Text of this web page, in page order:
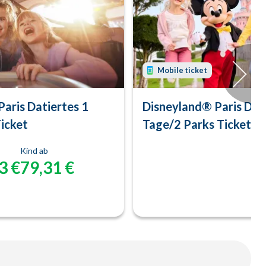
Datiertes 1
€
Kind ab
79,31 €
Mobile ticket
Disneyland® Paris
Tage/2 Parks Ticket